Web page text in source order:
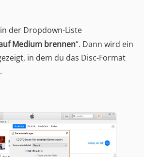
der Dropdown-Liste
Medium brennen“. Dann wird ein
in dem du das Disc-Format